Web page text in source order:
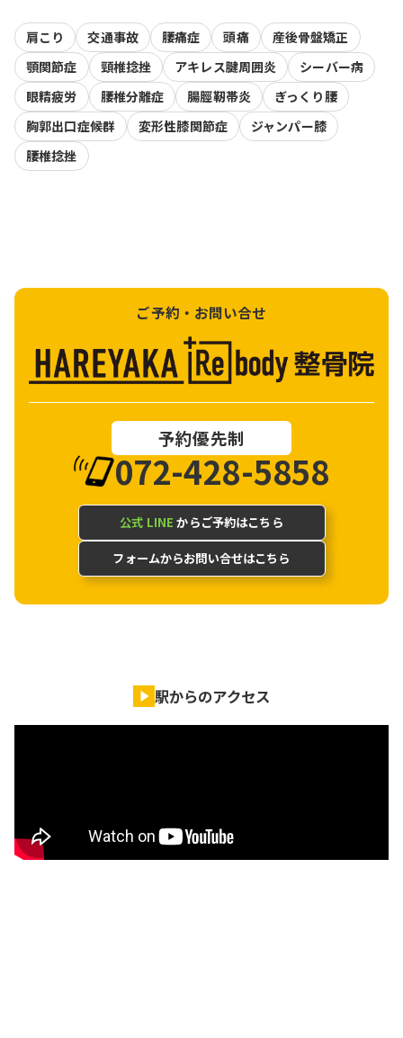
肩こり 交通事故 腰痛症 頭痛
産後骨盤矯正
顎関節症
頸椎捻挫 アキレス腱周囲炎
シーバー病
眼精疲労
腰椎分離症 腸脛靭帯炎
ぎっくり腰
胸郭出口症候群
変形性膝関節症
ジャンパー膝
腰椎捻挫
ご予約・お問い合せ
予約優先制
072-428-5858
公式 LINE からご予約はこちら
フォームからお問い合せはこちら
駅からのアクセス